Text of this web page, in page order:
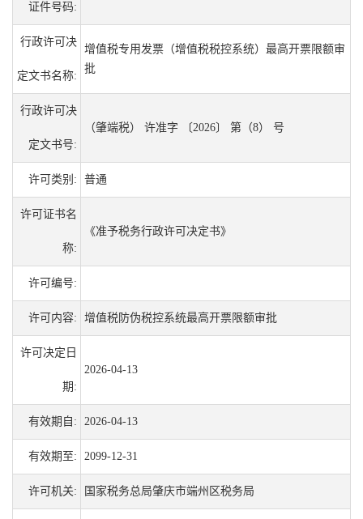
证件号码:
行政许可决
定文书名称:
增值税专用发票（增值税税控系统）最高开票限额审
批
行政许可决
定文书号:
（肇端税） 许准字 〔2026〕 第（8） 号
许可类别: 普通
许可证书名
称:
《准予税务行政许可决定书》
许可编号:
许可内容: 增值税防伪税控系统最高开票限额审批
许可决定日
期:
2026-04-13
有效期自: 2026-04-13
有效期至: 2099-12-31
许可机关: 国家税务总局肇庆市端州区税务局